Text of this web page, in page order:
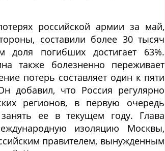
российской армии за май,
составили более 30 тысяч
доля погибших достигает 63%.
также болезненно переживает
потерь составляет один к пяти
добавил, что Россия регулярно
регионов, в первую очередь
ее в текущем году. Глава
изоляцию Москвы,
правителем, вынужденным